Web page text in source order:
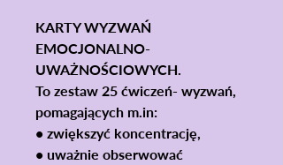
KARTY WYZWAŃ
EMOCJONALNO-
UWAŻNOŚCIOWYCH.
To zestaw 25 ćwiczeń- wyzwań,
pomagających m.in:
• zwiększyć koncentrację,
• uważnie obserwować